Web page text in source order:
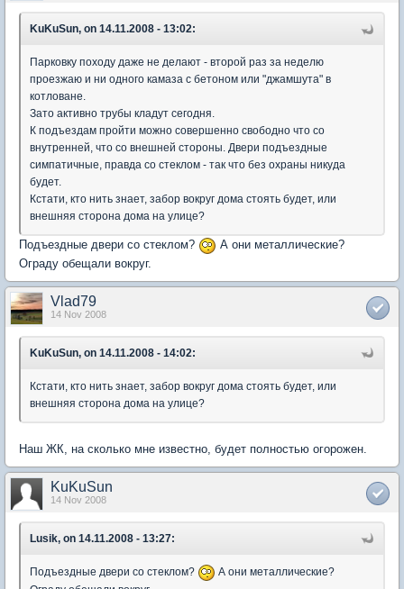
KuKuSun, on 14.11.2008 - 13:02:
Парковку походу даже не делают - второй раз за неделю
проезжаю и ни одного камаза с бетоном или "джамшута" в
котловане.
Зато активно трубы кладут сегодня.
К подъездам пройти можно совершенно свободно что со
внутренней, что со внешней стороны. Двери подъездные
симпатичные, правда со стеклом - так что без охраны никуда
будет.
Кстати, кто нить знает, забор вокруг дома стоять будет, или
внешняя сторона дома на улице?
Подъездные двери со стеклом?
А они металлические?
Ограду обещали вокруг.
Vlad79
14 Nov 2008
KuKuSun, on 14.11.2008 - 14:02:
Кстати, кто нить знает, забор вокруг дома стоять будет, или
внешняя сторона дома на улице?
Наш ЖК, на сколько мне известно, будет полностью огорожен.
KuKuSun
14 Nov 2008
Lusik, on 14.11.2008 - 13:27:
Подъездные двери со стеклом?
А они металлические?